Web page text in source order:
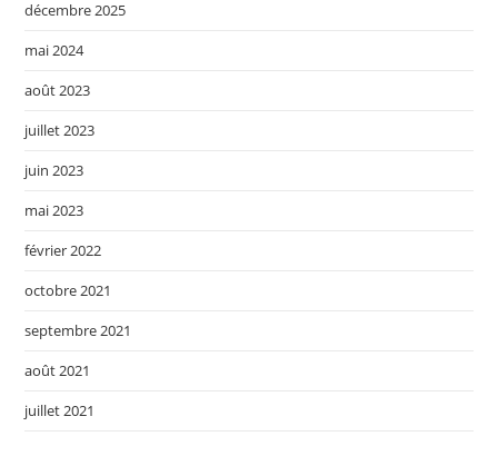
décembre 2025
mai 2024
août 2023
juillet 2023
juin 2023
mai 2023
février 2022
octobre 2021
septembre 2021
août 2021
juillet 2021